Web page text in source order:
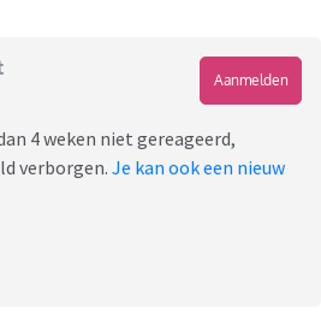
Aanmelden
4 weken niet gereageerd,
verborgen. Je kan ook een nieuw